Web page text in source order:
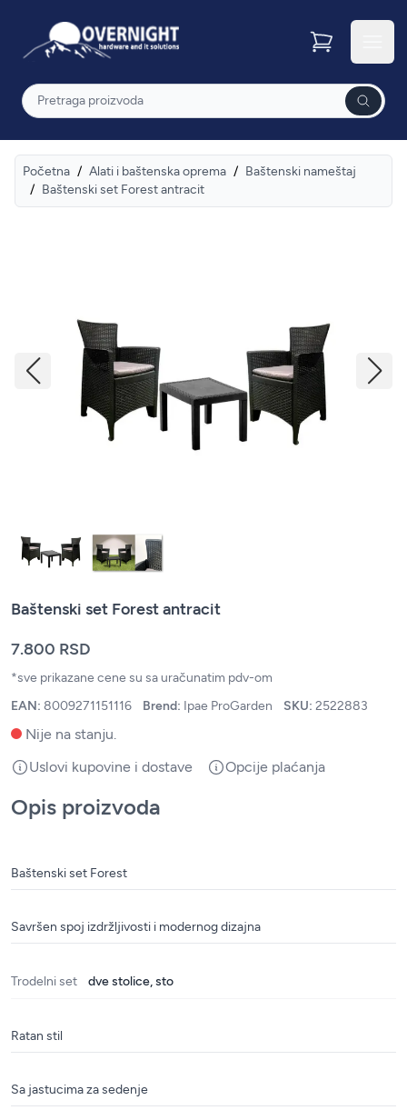
Overnight
Pretraga
Početna / Alati i baštenska oprema / Baštenski nameštaj
/ Baštenski set Forest antracit
Baštenski set Forest antracit
7.800 RSD
*sve prikazane cene su sa uračunatim pdv-om
EAN: 8009271151116 Brend: Ipae ProGarden SKU: 2522883
Nije na stanju.
Uslovi kupovine i dostave
Opcije plaćanja
Opis proizvoda
Baštenski set Forest
Savršen spoj izdržljivosti i modernog dizajna
Trodelni set dve stolice, sto
Ratan stil
Sa jastucima za sedenje